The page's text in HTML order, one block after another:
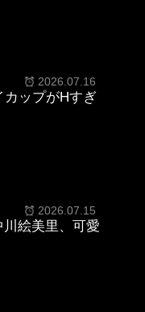
2026.07.16
カップがHすぎ
2026.07.15
川絵美里、可愛